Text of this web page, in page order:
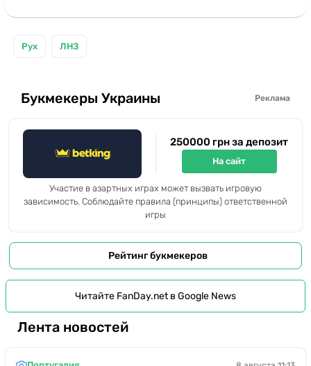
Рух ЛНЗ
Букмекеры Украины Реклама
250000 грн за депозит
На сайт
Участие в азартных играх может вызвать игровую
зависимость. Соблюдайте правила (принципы) ответственной
игры
Рейтинг букмекеров
Читайте FanDay.net в Google News
Лента новостей